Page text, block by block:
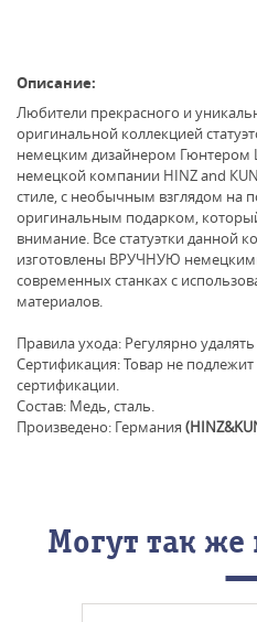
Описание:
Любители прекрасного и
оригинальной коллекцией
немецким дизайнером Гюнтером
немецкой компании НINZ and
стиле, с необычным взглядом на
оригинальным подарком,
внимание. Все статуэтки данной
изготовлены ВРУЧНУЮ
современных станках с
материалов.
Правила ухода: Регулярно
Сертификация: Товар не
сертификации.
Состав: Медь, сталь.
Произведено: Германия
Могут так же